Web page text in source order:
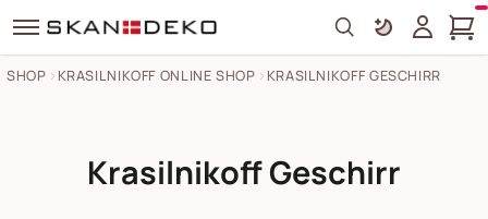
Search
SHOP KRASILNIKOFF ONLINE SHOP KRASILNIKOFF GESCHIRR
Krasilnikoff Geschirr